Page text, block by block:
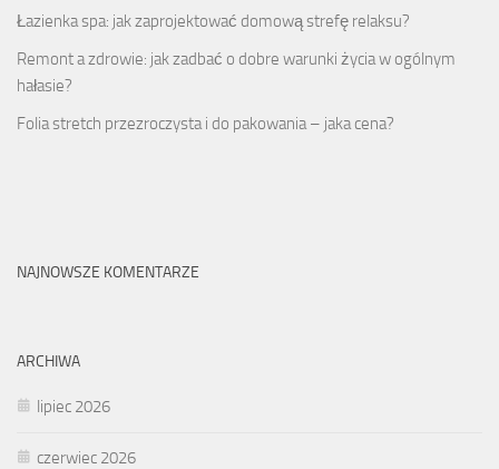
Łazienka spa: jak zaprojektować domową strefę relaksu?
Remont a zdrowie: jak zadbać o dobre warunki życia w ogólnym
hałasie?
Folia stretch przezroczysta i do pakowania – jaka cena?
NAJNOWSZE KOMENTARZE
ARCHIWA
lipiec 2026
czerwiec 2026